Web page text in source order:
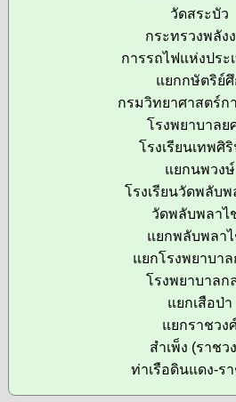
วัดสระบัว
กระทรวงพลัง
การรถไฟแห่งประ
แยกกษัตริย์
กรมวิทยาศาสตร์ก
โรงพยาบาลย
โรงเรียนเทพศิ
แยกนพวงษ์
โรงเรียนวัดพลับพ
วัดพลับพลาไ
แยกพลับพลา
แยกโรงพยาบาล
โรงพยาบาลก
แยกเสือป่า
แยกราชวง
สำเพ็ง (ราชว
ท่าเรือดินแดง-ร